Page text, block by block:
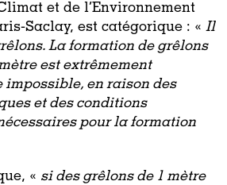
et de l’Environnement
Saclay, est catégorique : « Il
La formation de grêlons
est extrêmement
en raison des
et des conditions
pour la formation
« si des grêlons de 1 mètre